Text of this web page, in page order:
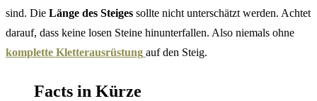
sind. Die Länge des Steiges sollte nicht unterschätzt werden. Achtet
darauf, dass keine losen Steine hinunterfallen. Also niemals ohne
komplette Kletterausrüstung auf den Steig.
Facts in Kürze